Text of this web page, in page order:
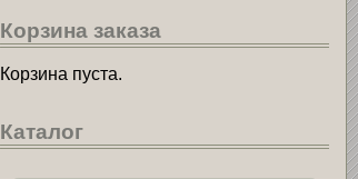
Корзина заказа
Корзина пуста.
Каталог